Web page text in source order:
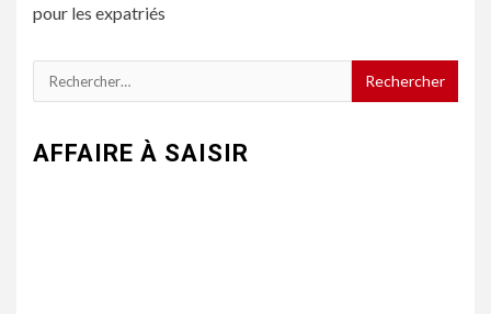
pour les expatriés
Rechercher :
AFFAIRE À SAISIR